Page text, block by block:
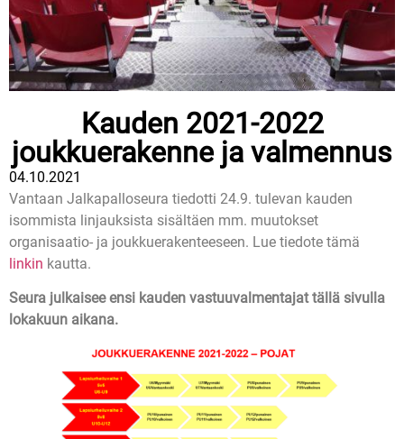
Kauden 2021-2022
joukkuerakenne ja valmennus
04.10.2021
Vantaan Jalkapalloseura tiedotti 24.9. tulevan kauden
isommista linjauksista sisältäen mm. muutokset
organisaatio- ja joukkuerakenteeseen. Lue tiedote tämä
linkin kautta.
Seura julkaisee ensi kauden vastuuvalmentajat tällä sivulla
lokakuun aikana.